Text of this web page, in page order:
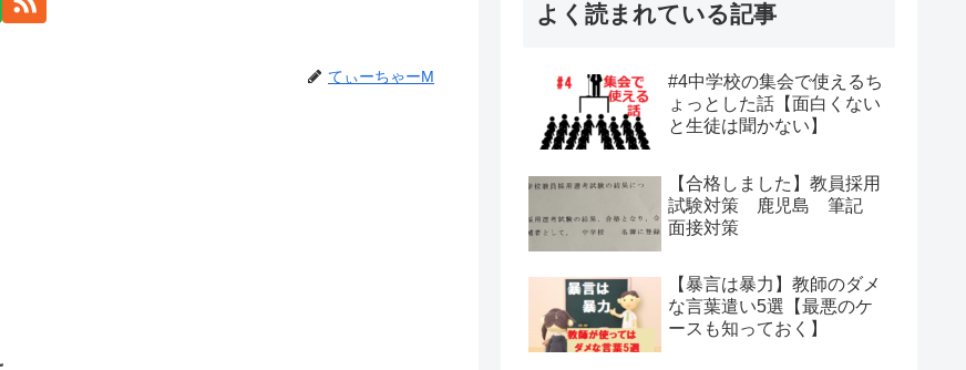
てぃーちゃーM
よく読まれている記事
#4中学校の集会で使えるち
ょっとした話【面白くない
と生徒は聞かない】
【合格しました】教員採用
試験対策 鹿児島 筆記
面接対策
【暴言は暴力】教師のダメ
な言葉遣い5選【最悪のケ
ースも知っておく】